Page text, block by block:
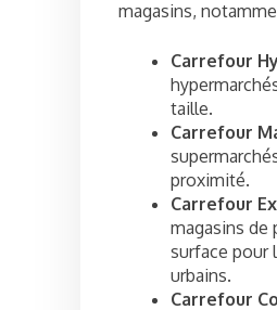
magasins,
Carrefour
taille.
Carrefour
proximité.
Carrefour
magasins de
surface pour
urbains.
Carrefour